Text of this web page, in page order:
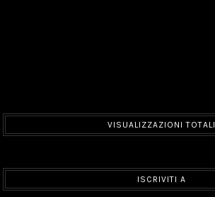
VISUALIZZAZIONI TOTALI
ISCRIVITI A